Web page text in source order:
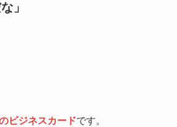
」
ビジネスカードです。